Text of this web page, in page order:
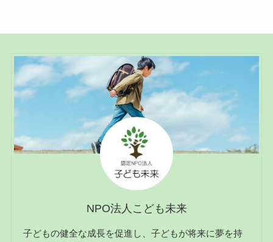
NPO法人こども未来
子どもの健全な成長を促進し、子どもが将来に夢を持